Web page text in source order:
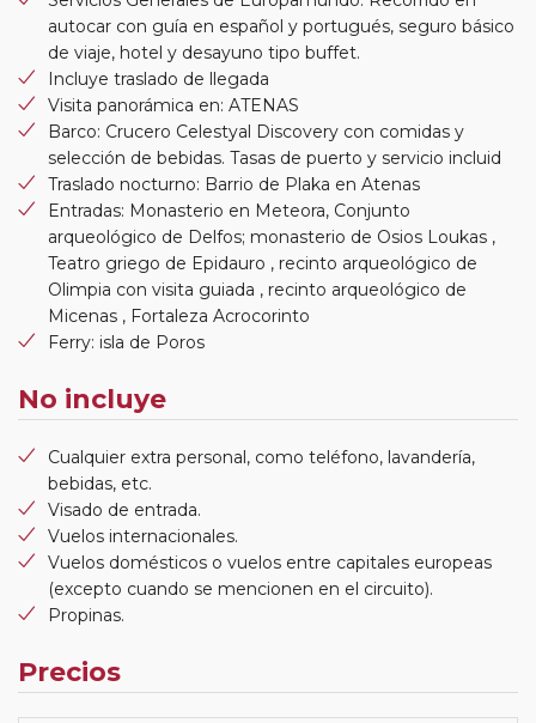
autocar con guía en español y portugués, seguro básico
de viaje, hotel y desayuno tipo buffet.
Incluye traslado de llegada
Visita panorámica en: ATENAS
Barco: Crucero Celestyal Discovery con comidas y
selección de bebidas. Tasas de puerto y servicio incluid
Traslado nocturno: Barrio de Plaka en Atenas
Entradas: Monasterio en Meteora, Conjunto
arqueológico de Delfos; monasterio de Osios Loukas ,
Teatro griego de Epidauro , recinto arqueológico de
Olimpia con visita guiada , recinto arqueológico de
Micenas , Fortaleza Acrocorinto
Ferry: isla de Poros
No incluye
Cualquier extra personal, como teléfono, lavandería,
bebidas, etc.
Visado de entrada.
Vuelos internacionales.
Vuelos domésticos o vuelos entre capitales europeas
(excepto cuando se mencionen en el circuito).
Propinas.
Precios